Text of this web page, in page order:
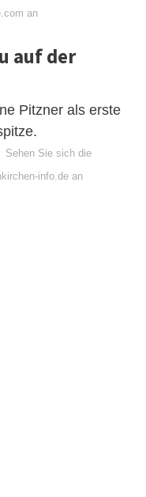
an
auf der
Pitzner als erste
Sehen Sie sich die
info.de an